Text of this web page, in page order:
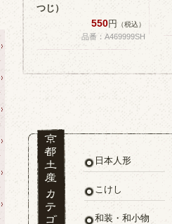
つじ）
550円 （税込）
品番：A469999SH
日本人形
こけし
和装・和小物